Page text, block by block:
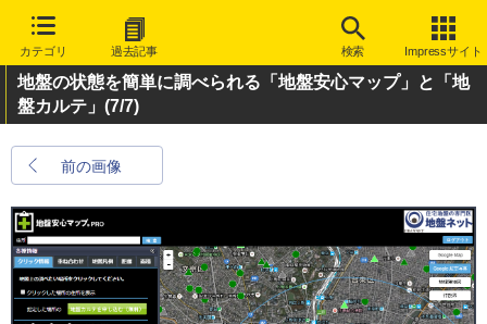
カテゴリ 過去記事 検索 Impressサイト
地盤の状態を簡単に調べられる「地盤安心マップ」と「地
盤カルテ」 (7/7)
前の画像